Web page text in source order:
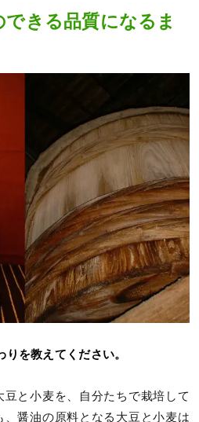
きる品質になるま
を教えてください。
豆と小麦を、自分たちで栽培して
醤油の原料となる大豆と小麦は